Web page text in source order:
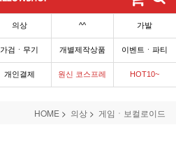
의상 ^^ 가발
가검ㆍ무기 개별제작상품 이벤트ㆍ파티
개인결제 원신 코스프레 HOT10~
HOME 의상 게임ㆍ보컬로이드